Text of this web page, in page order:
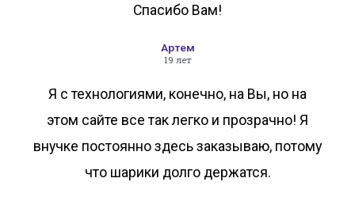
Спасибо Вам!
Артем
19 лет
Я с технологиями, конечно, на Вы, но на
этом сайте все так легко и прозрачно! Я
внучке постоянно здесь заказываю, потому
что шарики долго держатся.